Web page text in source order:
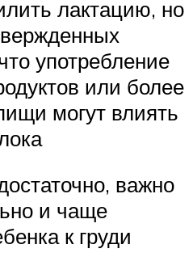
лактацию, но
употребление
или более
могут влиять
важно
и чаще
к груди